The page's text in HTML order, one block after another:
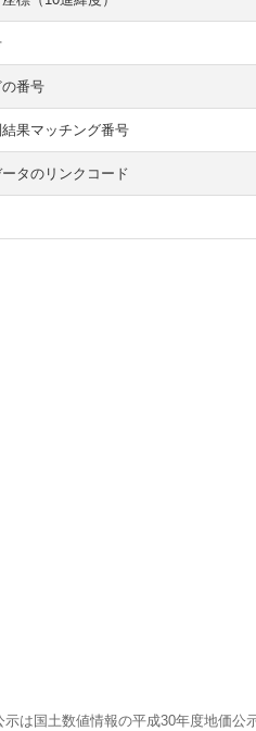
番号
果マッチング番号
タのリンクコード
は国土数値情報の平成30年度地価公